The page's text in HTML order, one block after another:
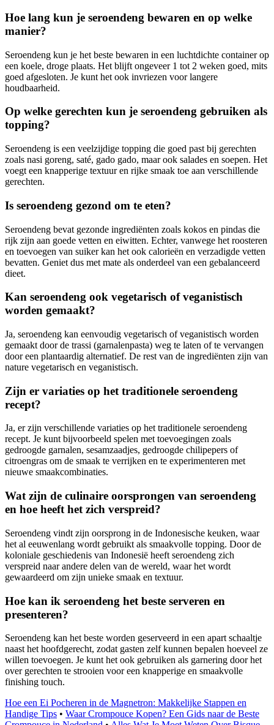
Hoe lang kun je seroendeng bewaren en op welke
manier?
Seroendeng kun je het beste bewaren in een luchtdichte container op
een koele, droge plaats. Het blijft ongeveer 1 tot 2 weken goed, mits
goed afgesloten. Je kunt het ook invriezen voor langere
houdbaarheid.
Op welke gerechten kun je seroendeng gebruiken als
topping?
Seroendeng is een veelzijdige topping die goed past bij gerechten
zoals nasi goreng, saté, gado gado, maar ook salades en soepen. Het
voegt een knapperige textuur en rijke smaak toe aan verschillende
gerechten.
Is seroendeng gezond om te eten?
Seroendeng bevat gezonde ingrediënten zoals kokos en pindas die
rijk zijn aan goede vetten en eiwitten. Echter, vanwege het roosteren
en toevoegen van suiker kan het ook calorieën en verzadigde vetten
bevatten. Geniet dus met mate als onderdeel van een gebalanceerd
dieet.
Kan seroendeng ook vegetarisch of veganistisch
worden gemaakt?
Ja, seroendeng kan eenvoudig vegetarisch of veganistisch worden
gemaakt door de trassi (garnalenpasta) weg te laten of te vervangen
door een plantaardig alternatief. De rest van de ingrediënten zijn van
nature vegetarisch en veganistisch.
Zijn er variaties op het traditionele seroendeng
recept?
Ja, er zijn verschillende variaties op het traditionele seroendeng
recept. Je kunt bijvoorbeeld spelen met toevoegingen zoals
gedroogde garnalen, sesamzaadjes, gedroogde chilipepers of
citroengras om de smaak te verrijken en te experimenteren met
nieuwe smaakcombinaties.
Wat zijn de culinaire oorsprongen van seroendeng
en hoe heeft het zich verspreid?
Seroendeng vindt zijn oorsprong in de Indonesische keuken, waar
het al eeuwenlang wordt gebruikt als smaakvolle topping. Door de
koloniale geschiedenis van Indonesië heeft seroendeng zich
verspreid naar andere delen van de wereld, waar het wordt
gewaardeerd om zijn unieke smaak en textuur.
Hoe kan ik seroendeng het beste serveren en
presenteren?
Seroendeng kan het beste worden geserveerd in een apart schaaltje
naast het hoofdgerecht, zodat gasten zelf kunnen bepalen hoeveel ze
willen toevoegen. Je kunt het ook gebruiken als garnering door het
over gerechten te strooien voor een knapperige en smaakvolle
finishing touch.
Hoe een Ei Pocheren in de Magnetron: Makkelijke Stappen en
Handige Tips • Waar Crompouce Kopen? Een Gids naar de Beste